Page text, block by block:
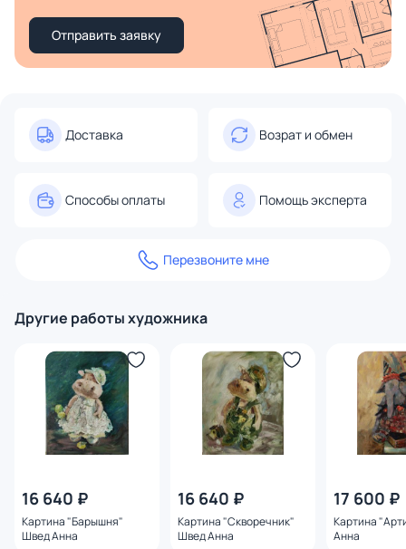
Отправить заявку
Доставка Возрат и обмен
Способы оплаты Помощь эксперта
Перезвоните мне
Другие работы художника
16 640 ₽
Картина "Барышня"
Швед Анна
16 640 ₽
Картина "Скворечник"
Швед Анна
17 600 ₽
Картина
Анна